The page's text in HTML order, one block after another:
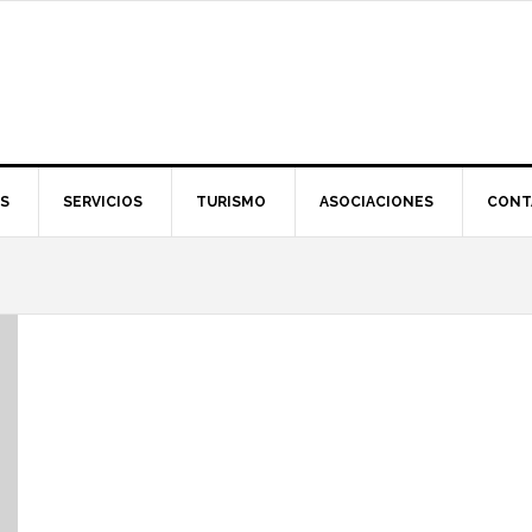
SERVICIOS TURISMO ASOCIACIONES